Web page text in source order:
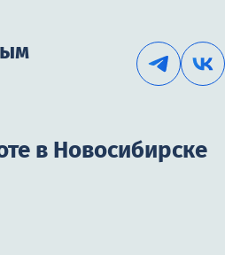
в Новосибирске